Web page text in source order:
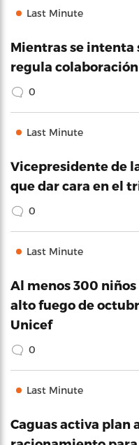
Last Minute
Mientras se intenta
regula
0
Last Minute
Vicepresidente de
que dar cara en el
0
Last Minute
Al menos 300
alto fuego de
Unicef
0
Last Minute
Caguas activa plan